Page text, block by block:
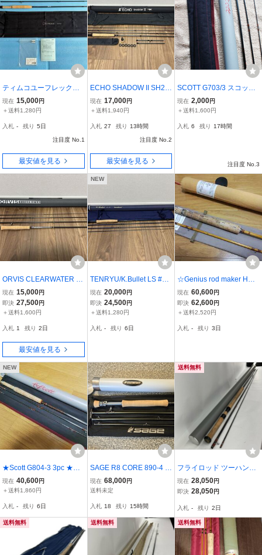
ティムコユーフレック
ス・Ｊストリーム JS80
3-4
現在 15,000円
＋送料1,280円
入札 - 残り 5日
注目度 No.1
最安値を見る
ECHO SHADOW II SH2-4
106 & SHADOW II Comp
etition Kit 10’6” #4 ユーロ
ンロッド 11’6”まで延長
現在 17,000円
＋送料1,940円
入札 27 残り 13時間
注目度 No.2
最安値を見る
SCOTT G703/3 スコット
フライロッド ジャンク
品（ロッド割れ有り）
現在 2,000円
＋送料1,600円
入札 6 残り 17時間
注目度 No.3
ORVIS CLEARWATER 90
5-4 9ft #5 現行モデル オ
ービス クリアウォータ
ー 4ピース ハードケー
フライロッド
現在 15,000円
即決 27,500円
＋送料1,600円
入札 1 残り 2日
最安値を見る
NEW
TENRYU/K.Bullet LS #2
9’8” フライロッド 982 Ke
n Cube テンリュウ 4ピ
ース ロングフライロッ
現在 20,000円
即決 24,500円
＋送料1,280円
入札 - 残り 6日
☆Genius rod maker HOS
KINS ☆訳有り
現在 60,600円
即決 62,600円
＋送料2,520円
入札 - 残り 3日
NEW
★Scott G804-3 3pc ★ラ
リー ケニー在籍時
現在 40,600円
＋送料1,860円
入札 - 残り 6日
SAGE R8 CORE 890-4 フ
ライロッド 9フィート #8
4ピース セージ
現在 68,000円
送料未定
入札 18 残り 15時間
送料無料
フライロッド ツーハンド
ダブルハンド SCOTT ス
コット Gシリーズ G1308/
ケース付属
現在 28,050円
即決 28,050円
入札 - 残り 2日
送料無料 送料無料 送料無料